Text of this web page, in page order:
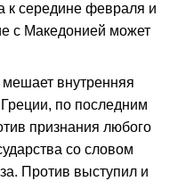
к середине февраля и
с Македонией может
внутренняя
по последним
признания любого
со словом
Против выступил и